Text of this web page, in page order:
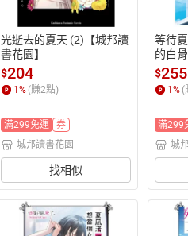
光逝去的夏天 (2)【城邦讀
書花園】
$204
1% (賺2點)
滿299免運
券
城邦讀書花園
找相似
等待
的白
園】
$255
1% (
滿299
城